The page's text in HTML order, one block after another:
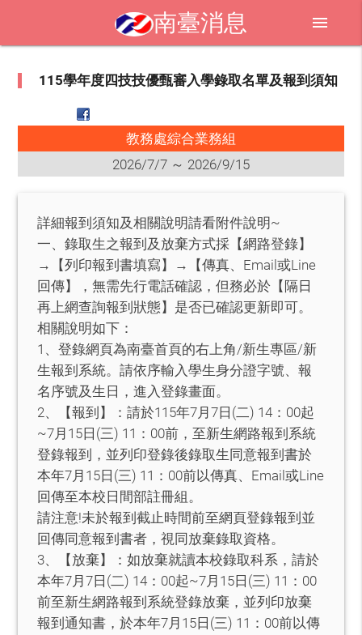
南臺消息 menu
115學年度四技技優甄審入學錄取名單及報到須知
教務處綜合業務組
2026/7/7 ～ 2026/9/15
詳細報到須知及相關說明請看附件說明~
一、錄取生之報到及放棄方式採【網路登錄】
→【列印報到書填寫】→【傳真、Email或Line
回傳】，無需先行電話確認，但務必於【隔日
再上網查詢報到狀態】是否已確認更新即可。
相關說明如下：
1、登錄網頁為南臺首頁的右上角/新生專區/新
生報到系統。請依序輸入學生身分證字號、報
名序號及生日，進入登錄畫面。
2、【報到】：請於115年7月7日(二) 14：00起
~7月15日(三) 11：00前，至新生網路報到系統
登錄報到，並列印登錄後錄取生同意報到書於
本年7月15日(三) 11：00前以傳真、Email或Line
回傳至本校日間部註冊組。
請注意!未於報到截止時間前至網頁登錄報到並
回傳同意報到書者，視同放棄錄取資格。
3、【放棄】：如放棄就讀本校錄取科系，請於
本年7月7日(二) 14：00起~7月15日(三) 11：00
前至新生網路報到系統登錄放棄，並列印放棄
報到通知書，於本年7月15日(三) 11：00前以傳